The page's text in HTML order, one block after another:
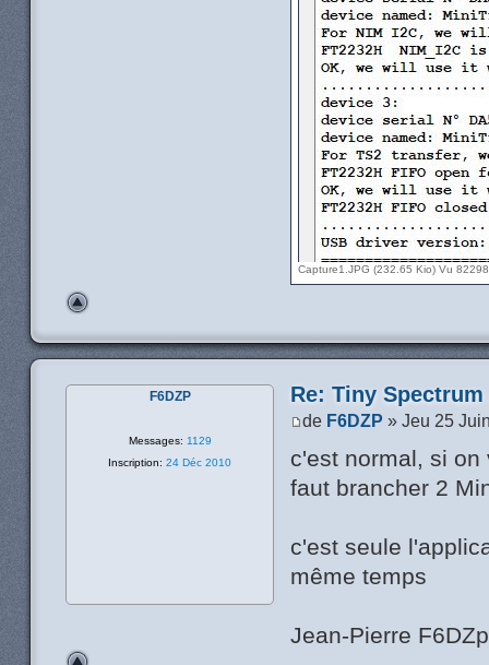
Capture1.JPG (232.65 Kio) Vu
Re: Tiny
de F6DZP » Jeu 25
c'est normal, si
faut brancher 2
c'est seule
même temps
Jean-Pierre F6DZp
F6DZP
Messages: 1129
Inscription: 24 Déc 2010